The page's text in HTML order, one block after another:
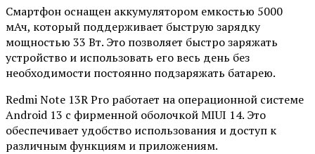
Смартфон оснащен аккумулятором емкостью 5000
мАч, который поддерживает быструю зарядку
мощностью 33 Вт. Это позволяет быстро заряжать
устройство и использовать его весь день без
необходимости постоянно подзаряжать батарею.
Redmi Note 13R Pro работает на операционной системе
Android 13 с фирменной оболочкой MIUI 14. Это
обеспечивает удобство использования и доступ к
различным функциям и приложениям.